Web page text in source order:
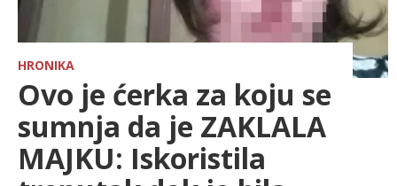
SHOWBIZ
HRONIKA
FARMERI
TV
HRONIKA
Ovo je ćerka za koju se
sumnja da je ZAKLALA
MAJKU: Iskoristila